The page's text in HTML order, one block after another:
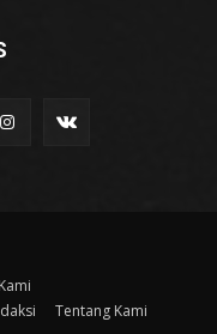
Tentang Kami